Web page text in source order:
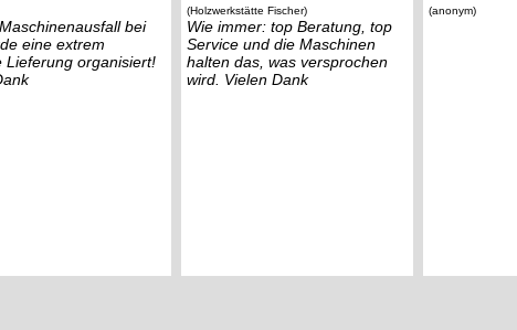
bei
eine extrem
Lieferung organisiert!
(Holzwerkstätte Fischer)
Wie immer: top Beratung, top
Service und die Maschinen
halten das, was versprochen
wird. Vielen Dank
(anonym)